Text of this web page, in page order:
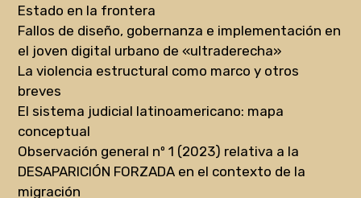
Estado en la frontera
Fallos de diseño, gobernanza e implementación en
el joven digital urbano de «ultraderecha»
La violencia estructural como marco y otros
breves
El sistema judicial latinoamericano: mapa
conceptual
Observación general nº 1 (2023) relativa a la
DESAPARICIÓN FORZADA en el contexto de la
migración